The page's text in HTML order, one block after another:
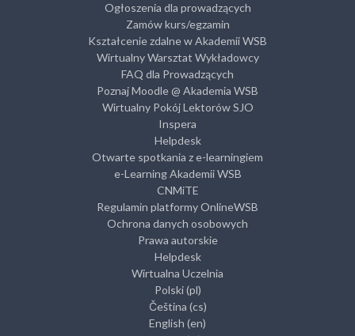
Ogłoszenia dla prowadzących
Zamów kurs/egzamin
Kształcenie zdalne w Akademii WSB
Wirtualny Warsztat Wykładowcy
FAQ dla Prowadzących
Poznaj Moodle @ Akademia WSB
Wirtualny Pokój Lektorów SJO
Inspera
Helpdesk
Otwarte spotkania z e-learningiem
e-Learning Akademii WSB
CNMiTE
Regulamin platformy OnlineWSB
Ochrona danych osobowych
Prawa autorskie
Helpdesk
Wirtualna Uczelnia
Polski ‎(pl)‎
Čeština ‎(cs)‎
English ‎(en)‎